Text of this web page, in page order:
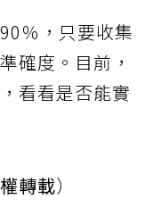
％，只要收集
確度。目前，
看看是否能實
轉載）